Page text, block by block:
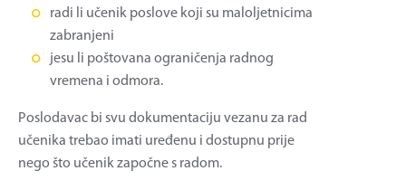
radi li učenik poslove koji su maloljetnicima
zabranjeni
jesu li poštovana ograničenja radnog
vremena i odmora.
Poslodavac bi svu dokumentaciju vezanu za rad
učenika trebao imati uređenu i dostupnu prije
nego što učenik započne s radom.